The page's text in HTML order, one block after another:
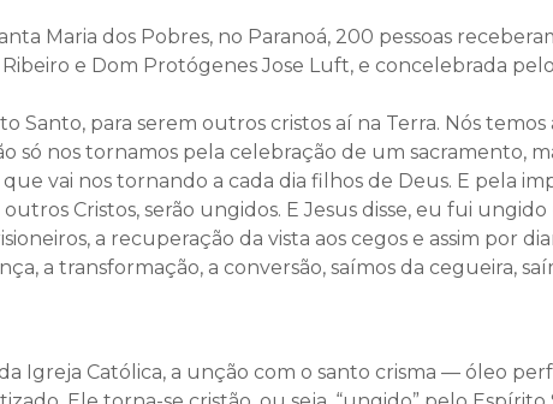
Maria dos Pobres, no Paranoá, 200 pessoas
e Dom Protógenes Jose Luft, e concelebrada
Santo, para serem outros cristos aí na Terra. Nós
só nos tornamos pela celebração de um sacramento,
vai nos tornando a cada dia filhos de Deus. E pela
Cristos, serão ungidos. E Jesus disse, eu fui
a recuperação da vista aos cegos e assim por
a transformação, a conversão, saímos da cegueira,
Igreja Católica, a unção com o santo crisma — óleo